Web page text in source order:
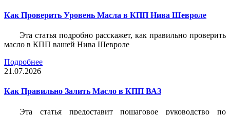
Как Проверить Уровень Масла в КПП Нива Шевроле
Эта статья подробно расскажет, как правильно проверить
масло в КПП вашей Нива Шевроле
Подробнее
21.07.2026
Как Правильно Залить Масло в КПП ВАЗ
Эта статья предоставит пошаговое руководство по